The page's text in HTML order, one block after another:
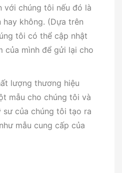
với chúng tôi nếu đó là
không. (Dựa trên
tôi có thể cập nhật
của mình để gửi lại cho
lượng thương hiệu
mẫu cho chúng tôi và
của chúng tôi tạo ra
mẫu cung cấp của